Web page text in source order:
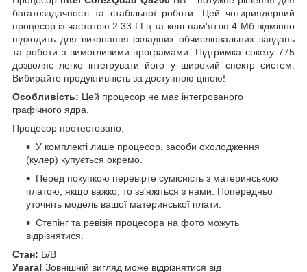
багатозадачності та стабільної роботи. Цей чотириядерний
процесор із частотою 2.33 ГГц та кеш-пам'яттю 4 Мб відмінно
підходить для виконання складних обчислювальних завдань
та роботи з вимогливими програмами. Підтримка сокету 775
дозволяє легко інтегрувати його у широкий спектр систем.
Вибирайте продуктивність за доступною ціною!
Особливість: Цей процесор не має інтегрованого
графічного ядра.
Процесор протестовано.
У комплекті лише процесор, засоби охолодження
(кулер) купується окремо.
Перед покупкою перевірте сумісність з материнською
платою, якщо важко, то зв'яжіться з нами. Попередньо
уточніть модель вашої материнської плати.
Степінг та ревізія процесора на фото можуть
відрізнятися.
Стан: Б/В
Увага! Зовнішній вигляд може відрізнятися від